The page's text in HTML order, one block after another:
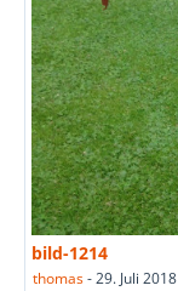
bild-1214
thomas-29. Juli 2018